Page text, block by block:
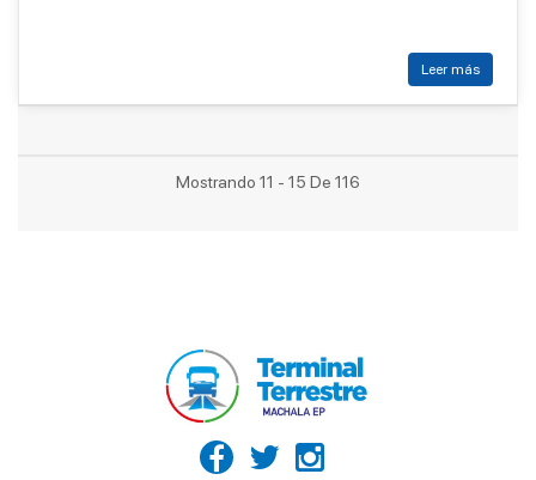
Leer más
Mostrando 11 - 15 De 116